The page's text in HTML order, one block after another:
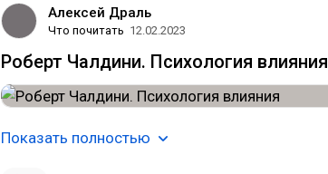
Алексей Драль
Что почитать 12.02.2023
Роберт Чалдини. Психология влияния
Показать полностью